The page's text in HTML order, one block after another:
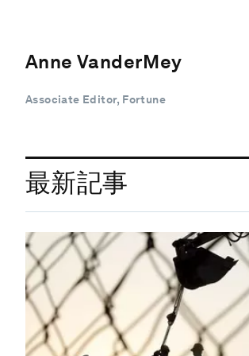
Anne VanderMey
Associate Editor, Fortune
最新記事